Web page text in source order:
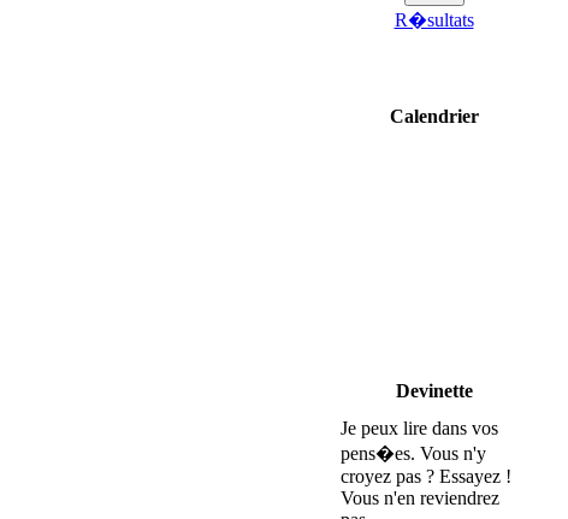
R�sultats
Calendrier
Devinette
Je peux lire dans vos
pens�es. Vous n'y
croyez pas ? Essayez !
Vous n'en reviendrez